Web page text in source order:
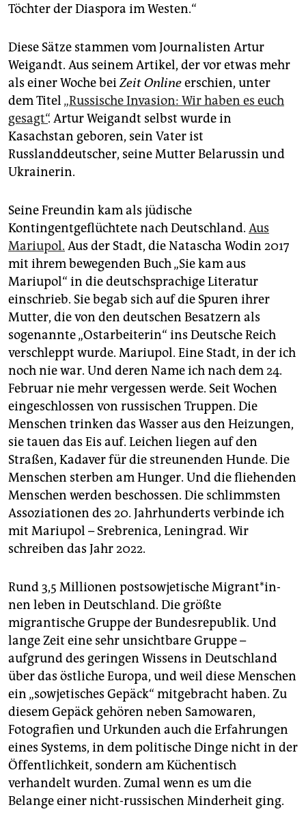
Töchter der Diaspora im Westen.“
Diese Sätze stammen vom Journalisten Artur
Weigandt. Aus seinem Artikel, der vor etwas mehr
als einer Woche beiZeit Onlineerschien, unter
dem Titel „Russische Invasion: Wir haben es euch
gesagt“. Artur Weigandt selbst wurde in
Kasachstan geboren, sein Vater ist
Russlanddeutscher, seine Mutter Belarussin und
Ukrainerin.
Seine Freundin kam als jüdische
Kontingentgeflüchtete nach Deutschland. Aus
Mariupol. Aus der Stadt, die Natascha Wodin 2017
mit ihrem bewegenden Buch „Sie kam aus
Mariupol“ in die deutschsprachige Literatur
einschrieb. Sie begab sich auf die Spuren ihrer
Mutter, die von den deutschen Besatzern als
sogenannte „Ostarbeiterin“ ins Deutsche Reich
verschleppt wurde. Mariupol. Eine Stadt, in der ich
noch nie war. Und deren Name ich nach dem 24.
Februar nie mehr vergessen werde. Seit Wochen
eingeschlossen von russischen Truppen. Die
Menschen trinken das Wasser aus den Heizungen,
sie tauen das Eis auf. Leichen liegen auf den
Straßen, Kadaver für die streunenden Hunde. Die
Menschen sterben am Hunger. Und die fliehenden
Menschen werden beschossen. Die schlimmsten
Assoziationen des 20. Jahrhunderts verbinde ich
mit Mariupol – Srebrenica, Leningrad. Wir
schreiben das Jahr 2022.
Rund 3,5 Millionen postsowjetische Mi­gran­t*in­
nen leben in Deutschland. Die größte
migrantische Gruppe der Bundesrepublik. Und
lange Zeit eine sehr unsichtbare Gruppe –
aufgrund des geringen Wissens in Deutschland
über das östliche Europa, und weil diese Menschen
ein „sowjetisches Gepäck“ mitgebracht haben. Zu
diesem Gepäck gehören neben Samowaren,
Fotografien und Urkunden auch die Erfahrungen
eines Systems, in dem politische Dinge nicht in der
Öffentlichkeit, sondern am Küchentisch
verhandelt wurden. Zumal wenn es um die
Belange einer nicht-russischen Minderheit ging.